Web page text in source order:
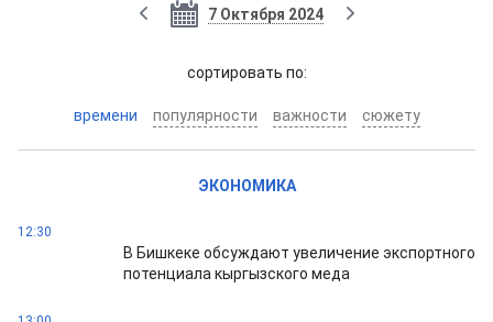
7 Октября 2024
cортировать по:
времени популярности важности сюжету
ЭКОНОМИКА
12:30
В Бишкеке обсуждают увеличение экспортного
потенциала кыргызского меда